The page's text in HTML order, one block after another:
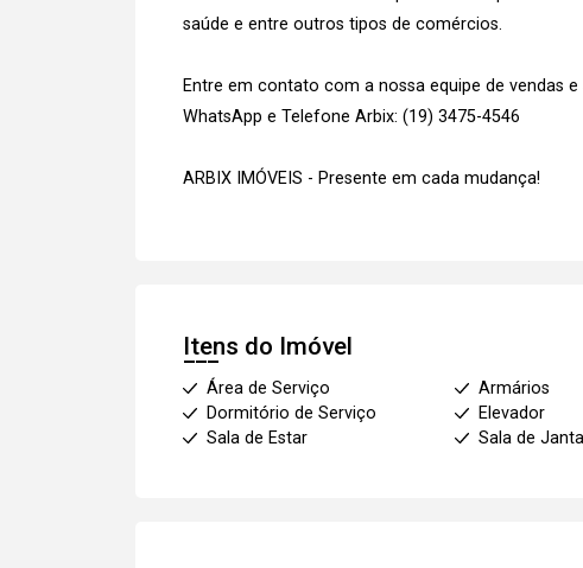
saúde e entre outros tipos de comércios.
Entre em contato com a nossa equipe de vendas e
WhatsApp e Telefone Arbix: (19) 3475-4546
ARBIX IMÓVEIS - Presente em cada mudança!
Itens do Imóvel
Área de Serviço Armários
Dormitório de Serviço
Elevador
Sala de Estar
Sala de